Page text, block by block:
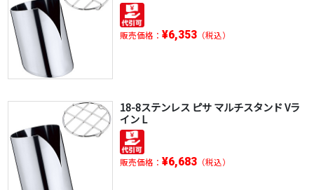
販売価格： ¥6,353（税込）
18-8ステンレス ピサ マルチスタンド Vラ
イン L
販売価格： ¥6,683（税込）